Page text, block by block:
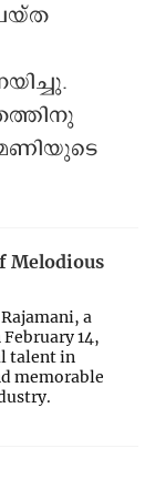
Melodious
a
14,
talent in
memorable